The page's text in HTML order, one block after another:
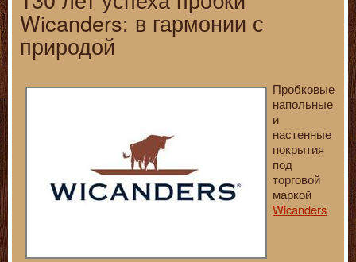
Wicanders: в гармонии с
природой
Пробковые
напольные
и
настенные
покрытия
под
торговой
маркой
Wicanders